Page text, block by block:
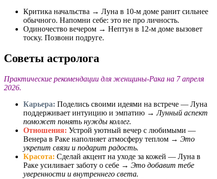
Критика начальства → Луна в 10-м доме ранит сильнее
обычного. Напомни себе: это не про личность.
Одиночество вечером → Нептун в 12-м доме вызовет
тоску. Позвони подруге.
Советы астролога
Практические рекомендации для женщины-Рака на 7 апреля
2026.
Карьера: Поделись своими идеями на встрече — Луна
поддерживает интуицию и эмпатию →Лунный аспект
поможет понять нужды коллег.
Отношения: Устрой уютный вечер с любимыми —
Венера в Раке наполняет атмосферу теплом → Это
укрепит связи и подарит радость.
Красота: Сделай акцент на уходе за кожей — Луна в
Раке усиливает заботу о себе → Это добавит тебе
уверенности и внутреннего света.